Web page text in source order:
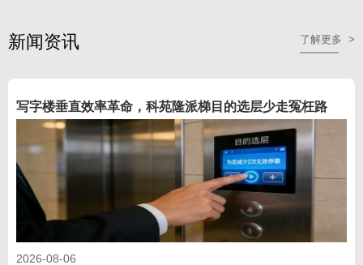
新闻资讯 了解更多 >
写字楼垂直效率革命，科苑隆派梯目的选层少走冤枉路
2026-08-06